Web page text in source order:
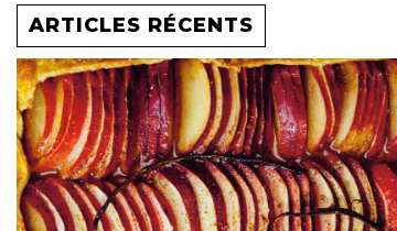
ARTICLES RÉCENTS